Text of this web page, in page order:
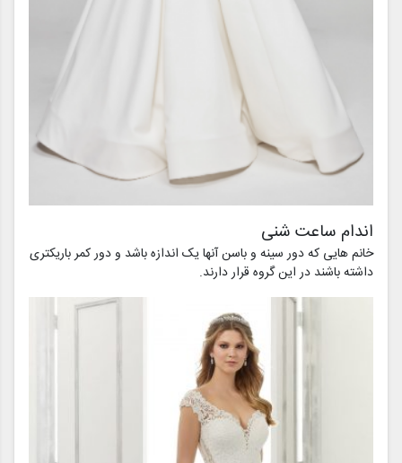
اندام ساعت شنی
خانم هایی که دور سینه و باسن آنها یک اندازه باشد و دور کمر باریکتری
داشته باشند در این گروه قرار دارند.